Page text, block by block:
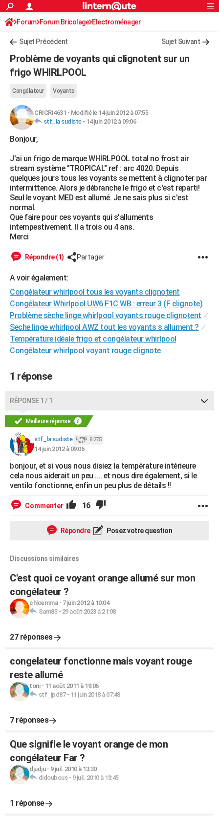
ACTUALITÉS
Politique
Société
Faits Divers
Education
Monde
Villes
+
Programme TV
TNTStreaming
Cinéma
Sorties cinéma
Musique
+FINANCE
Retraite
Impôts
Epargne
Immobilier
Risques naturels par ville
Banque
Assurance
Crédit
AUTO
Essais
Réserver un essai
Citadines
Berlines
SUV
Forum auto
HIGH-TECH
Mobiles
Meilleur smartphone
Internet
Ordinateurs
Jeux vidéo
Guide high-tech
BRICOLAGE
Guides de France
Escapades
Patrimoine
Expositions
Musées
Week-end nature
+LIFESTYLE
Art de vivre
Bien-être
Loisirs
Mode
Modes de vie
SANTE
Alimentation
Guide de la santé
Maladies
Médicaments
Sommeil
VOYAGE
Destinations
City break
Voyage nature
Voyage de noces
Forum
Climat
+PHOTO
GUIDES D'ACHAT
CARTE DE VOEUX
Carte de Noël
Carte Bonne année
Carte Saint-Valentin
Carte Pâques
Carte d'anniversaire
DICTIONNAIRE
Dictionnaire
Biographies
Citations
Expressions
Proverbes
PROGRAMME TV
COPAINS D'AVANT
S'inscrire
Connexion
Forum Forum Bricolage Electroménager
Sujet Précédent Sujet Suivant
Problème de voyants qui clignotent sur un
frigo WHIRLPOOL
Congélateur Voyants
CRICRI4631 - Modifié le 14 juin 2012 à 07:55
stf_la sudiste- 14 juin 2012 à 09:06
Bonjour,
J'ai un frigo de marque WHIRLPOOL total no frost air
stream système "TROPICAL" ref : arc 4020. Depuis
quelques jours tous les voyants se mettent à clignoter par
intermittence. Alors je débranche le frigo et c'est reparti!
Seul le voyant MED est allumé. Je ne sais plus si c'est
normal.
Que faire pour ces voyants qui s'alluments
intempestivement. Il a trois ou 4 ans.
Merci
Répondre (1) Partager
A voir également:
Congélateur whirlpool tous les voyants clignotent
Congélateur Whirlpool UW6 F1C WB : erreur 3 (F clignote)
Problème sèche linge whirlpool voyants rouge clignotent ✓
Seche linge whirlpool AWZ tout les voyants s allument ? ✓
Température idéale frigo et congélateur whirlpool
Congélateur whirlpool voyant rouge clignote
1 réponse
RÉPONSE 1 / 1
Meilleure réponse
stf_la sudiste 8 275
14 juin 2012 à 09:06
bonjour, et si vous nous disiez la température intérieure
cela nous aiderait un peu .... et nous dire également, si le
ventilo fonctionne, enfin un peu plus de détails !!
Commenter 16
Répondre Posez votre question
Discussions similaires
C'est quoi ce voyant orange allumé sur mon
congélateur ?
chloemma- 7 juin 2012 à 10:04
Sam83- 29 août 2023 à 21:08
27 réponses
congelateur fonctionne mais voyant rouge
reste allumé
toni- 11 août 2011 à 19:06
stf_jpd87- 11 juin 2018 à 07:48
7 réponses
Que signifie le voyant orange de mon
congélateur Far ?
djudju- 9 juil. 2010 à 13:30
didoubous- 9 juil. 2010 à 13:45
1 réponse